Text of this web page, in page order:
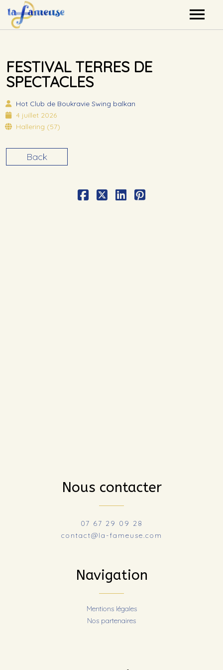
Agenda
FESTIVAL TERRES DE
SPECTACLES
Hot Club de Boukravie Swing balkan
4 juillet 2026
Hallering (57)
Back
Nous contacter
07 67 29 09 28
contact@la-fameuse.com
Navigation
Mentions légales
Nos partenaires